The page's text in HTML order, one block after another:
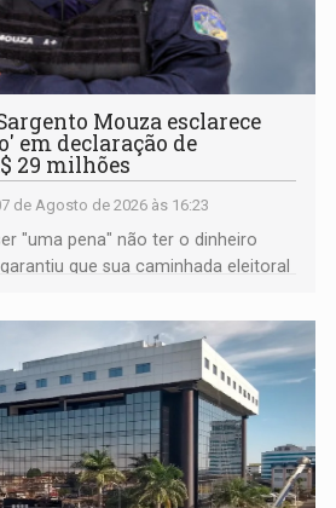
Mouza esclarece
em declaração de
29 milhões
de Agosto de 2026 às 16:23
"uma pena" não ter o dinheiro
que sua caminhada eleitoral